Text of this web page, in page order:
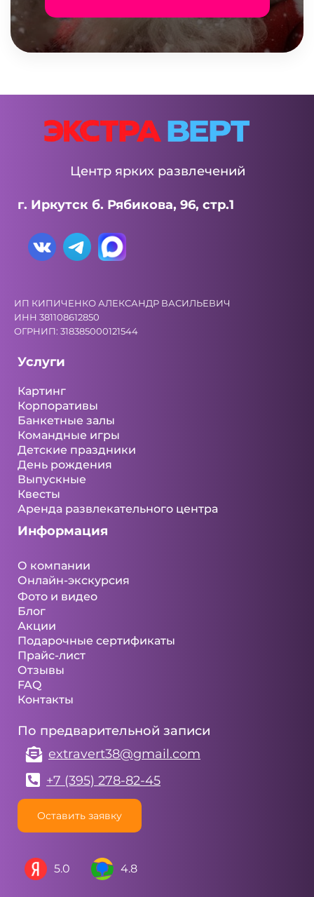
Центр ярких развлечений
г. Иркутск б. Рябикова, 96, стр.1
ИП КИПИЧЕНКО АЛЕКСАНДР ВАСИЛЬЕВИЧ
ИНН 381108612850
ОГРНИП: 318385000121544
Услуги
Картинг
Корпоративы
Банкетные залы
Командные игры
Детские праздники
День рождения
Выпускные
Квесты
Аренда развлекательного центра
Информация
О компании
Онлайн-экскурсия
Фото и видео
Блог
Акции
Подарочные сертификаты
Прайс-лист
Отзывы
FAQ
Контакты
По предварительной записи
extravert38@gmail.com
+7 (395) 278-82-45
Оставить заявку
5.0 4.8